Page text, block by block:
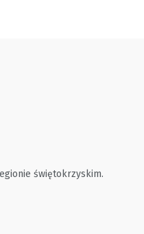
świętokrzyskim.